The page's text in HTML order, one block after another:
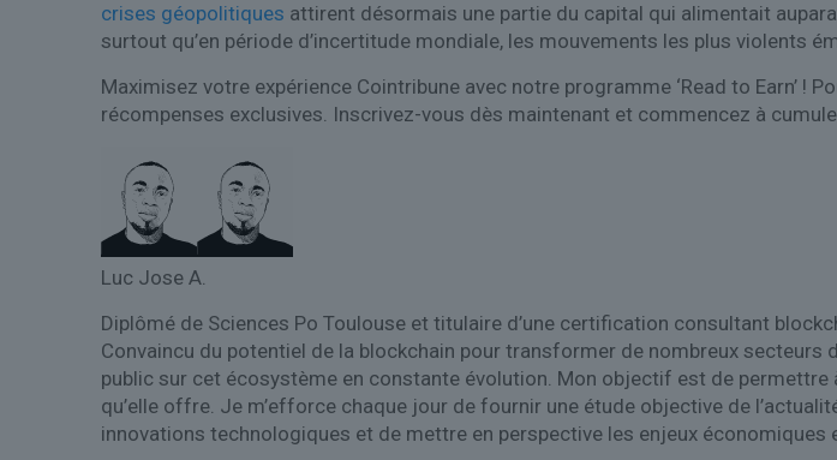
crises géopolitiques attirent désormais une partie du capital qui alimentait
surtout qu’en période d’incertitude mondiale, les mouvements les plus violents
Maximisez votre expérience Cointribune avec notre programme ‘Read to Earn’ !
récompenses exclusives. Inscrivez-vous dès maintenant et commencez à
Luc Jose A.
Diplômé de Sciences Po Toulouse et titulaire d’une certification consultant
Convaincu du potentiel de la blockchain pour transformer de nombreux secteurs
public sur cet écosystème en constante évolution. Mon objectif est de
qu’elle offre. Je m’efforce chaque jour de fournir une étude objective de
innovations technologiques et de mettre en perspective les enjeux